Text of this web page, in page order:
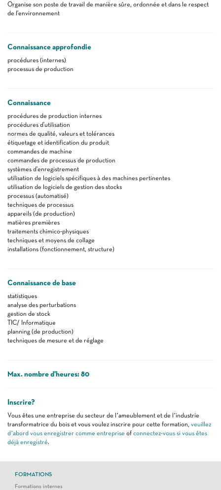
Organise son poste de travail de manière sûre, ordonnée et dans le respect
de l'environnement
Connaissance approfondie
procédures (internes)
processus de production
Connaissance
procédures de production internes
procédures d'utilisation
normes de qualité, valeurs et tolérances
étiquetage et identification du produit
commandes de machine
commandes de processus de production
systèmes d'enregistrement
utilisation de logiciels spécifiques à des machines pertinentes
utilisation de logiciels de gestion des stocks
processus (automatisé)
techniques de processus
appareils (de production)
matières premières
traitements chimico-physiques
techniques et moyens de collage
installations (fonctionnement, structure)
Connaissance de base
statistiques
analyse des perturbations
gestion de stock
TIC/ Informatique
planning (de production)
techniques de mesure et de réglage
Max. nombre d'heures: 80
Inscrire?
Vous êtes une entreprise du secteur de l’ameublement et de l’industrie
transformatrice du bois et vous voulez inscrire pour cette formation, veuillez
d’abord vous enregistrer comme entreprise of connectez-vous si vous êtes
déjà enregistré.
FORMATIONS
Formations internes